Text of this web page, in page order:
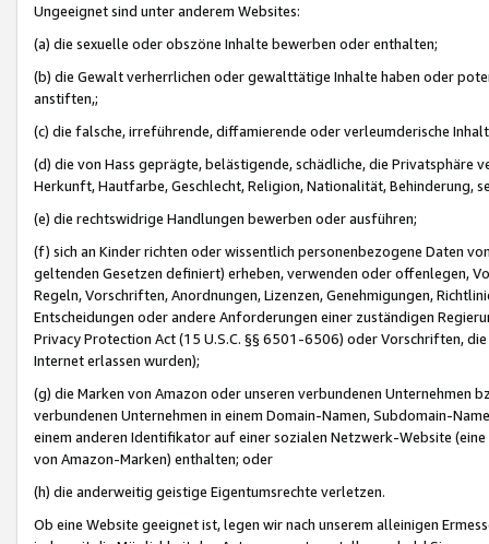
Ungeeignet sind unter anderem Websites:
(a) die sexuelle oder obszöne Inhalte bewerben oder enthalten;
(b) die Gewalt verherrlichen oder gewalttätige Inhalte haben oder
anstiften,;
(c) die falsche, irreführende, diffamierende oder verleumderische
(d) die von Hass geprägte, belästigende, schädliche, die Privatsphäre
Herkunft, Hautfarbe, Geschlecht, Religion, Nationalität, Behinderung,
(e) die rechtswidrige Handlungen bewerben oder ausführen;
(f) sich an Kinder richten oder wissentlich personenbezogene Daten
geltenden Gesetzen definiert) erheben, verwenden oder offenlegen,
Regeln, Vorschriften, Anordnungen, Lizenzen, Genehmigungen,
Entscheidungen oder andere Anforderungen einer zuständigen
Privacy Protection Act (15 U.S.C. §§ 6501-6506) oder Vorschriften,
Internet erlassen wurden);
(g) die Marken von Amazon oder unseren verbundenen Unternehmen
verbundenen Unternehmen in einem Domain-Namen, Subdomain-
einem anderen Identifikator auf einer sozialen Netzwerk-Website
von Amazon-Marken) enthalten; oder
(h) die anderweitig geistige Eigentumsrechte verletzen.
Ob eine Website geeignet ist, legen wir nach unserem alleinigen